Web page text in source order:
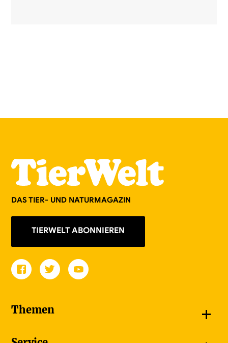
DAS TIER- UND NATURMAGAZIN
TIERWELT ABONNIEREN
Themen +